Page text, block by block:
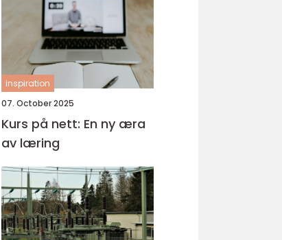
inspiration
07. October 2025
Kurs på nett: En ny æra
av læring